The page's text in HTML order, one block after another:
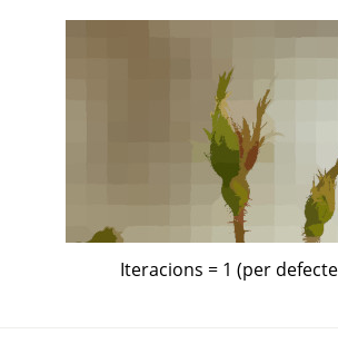
Iteracions = 1 (per